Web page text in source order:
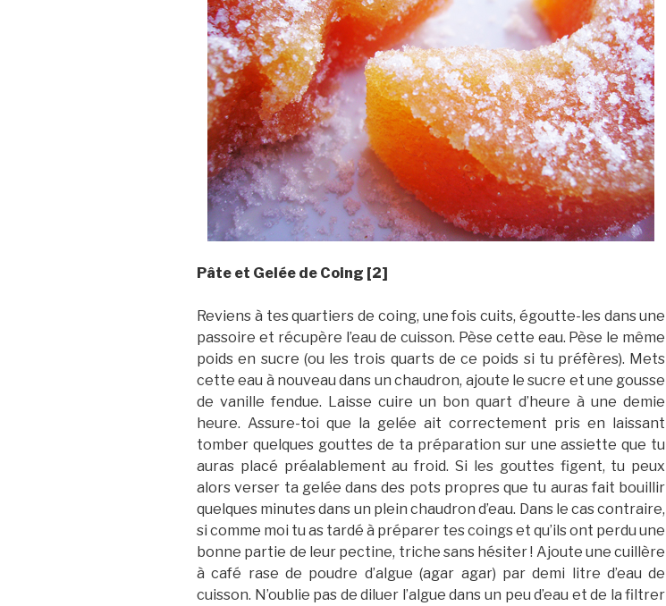
Pâte et Gelée de Coing [2]
Reviens à tes quartiers de coing, une fois cuits, égoutte-les dans une
passoire et récupère l’eau de cuisson. Pèse cette eau. Pèse le même
poids en sucre (ou les trois quarts de ce poids si tu préfères). Mets
cette eau à nouveau dans un chaudron, ajoute le sucre et une gousse
de vanille fendue. Laisse cuire un bon quart d’heure à une demie
heure. Assure-toi que la gelée ait correctement pris en laissant
tomber quelques gouttes de ta préparation sur une assiette que tu
auras placé préalablement au froid. Si les gouttes figent, tu peux
alors verser ta gelée dans des pots propres que tu auras fait bouillir
quelques minutes dans un plein chaudron d’eau. Dans le cas contraire,
si comme moi tu as tardé à préparer tes coings et qu’ils ont perdu une
bonne partie de leur pectine, triche sans hésiter ! Ajoute une cuillère
à café rase de poudre d’algue (agar agar) par demi litre d’eau de
cuisson. N’oublie pas de diluer l’algue dans un peu d’eau et de la filtrer